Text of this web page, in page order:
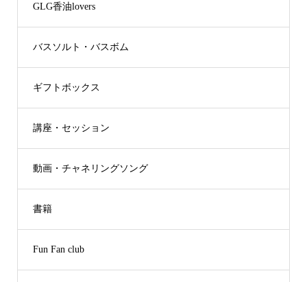
GLG香油lovers
バスソルト・バスボム
ギフトボックス
講座・セッション
動画・チャネリングソング
書籍
Fun Fan club